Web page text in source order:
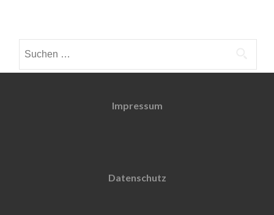
nach:
Impressum
Datenschutz